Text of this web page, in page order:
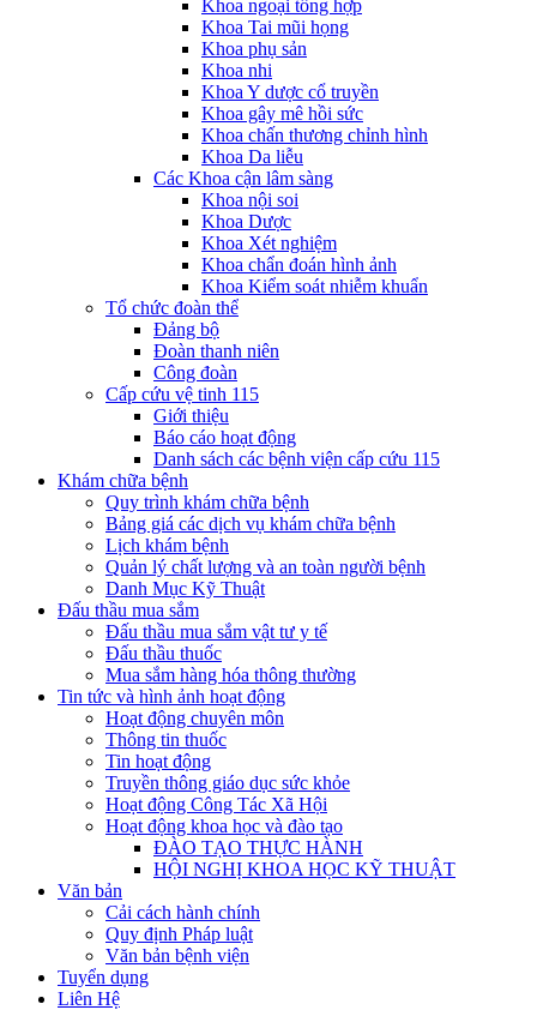
Khoa ngoại tổng hợp
Khoa Tai mũi họng
Khoa phụ sản
Khoa nhi
Khoa Y dược cổ truyền
Khoa gây mê hồi sức
Khoa chấn thương chỉnh hình
Khoa Da liễu
Các Khoa cận lâm sàng
Khoa nội soi
Khoa Dược
Khoa Xét nghiệm
Khoa chẩn đoán hình ảnh
Khoa Kiểm soát nhiễm khuẩn
Tổ chức đoàn thể
Đảng bộ
Đoàn thanh niên
Công đoàn
Cấp cứu vệ tinh 115
Giới thiệu
Báo cáo hoạt động
Danh sách các bệnh viện cấp cứu 115
Khám chữa bệnh
Quy trình khám chữa bệnh
Bảng giá các dịch vụ khám chữa bệnh
Lịch khám bệnh
Quản lý chất lượng và an toàn người bệnh
Danh Mục Kỹ Thuật
Đấu thầu mua sắm
Đấu thầu mua sắm vật tư y tế
Đấu thầu thuốc
Mua sắm hàng hóa thông thường
Tin tức và hình ảnh hoạt động
Hoạt động chuyên môn
Thông tin thuốc
Tin hoạt động
Truyền thông giáo dục sức khỏe
Hoạt động Công Tác Xã Hội
Hoạt động khoa học và đào tạo
ĐÀO TẠO THỰC HÀNH
HỘI NGHỊ KHOA HỌC KỸ THUẬT
Văn bản
Cải cách hành chính
Quy định Pháp luật
Văn bản bệnh viện
Tuyển dụng
Liên Hệ